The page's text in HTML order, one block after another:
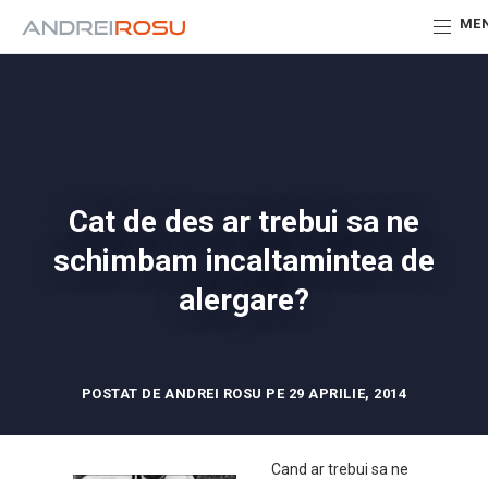
Cat de des ar trebui sa ne
schimbam incaltamintea de
alergare?
POSTAT DE ANDREI ROSU PE 29 APRILIE, 2014
Cand ar trebui sa ne